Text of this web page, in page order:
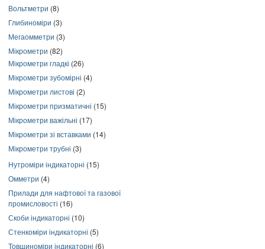
Вольтметри (8)
Глибиноміри (3)
Мегаомметри (3)
Мікрометри (82)
Мікрометри гладкі (26)
Мікрометри зубомірні (4)
Мікрометри листові (2)
Мікрометри призматичні (15)
Мікрометри важільні (17)
Мікрометри зі вставками (14)
Мікрометри трубні (3)
Нутроміри індикаторні (15)
Омметри (4)
Прилади для нафтової та газової
промисловості (16)
Скоби індикаторні (10)
Стенкоміри індикаторні (5)
Товщиноміри індикаторні (6)